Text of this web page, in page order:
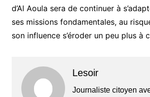
d’Al Aoula sera de continuer à
ses missions fondamentales, au
son influence s’éroder un peu plus à
Lesoir
Journaliste citoyen